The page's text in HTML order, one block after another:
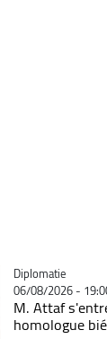
Catégorie
Diplomatie
06/08/2026 -
M. Attaf
homologue